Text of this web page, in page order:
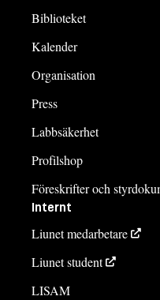
Biblioteket
Kalender
Organisation
Press
Labbsäkerhet
Profilshop
Föreskrifter och
Internt
Liunet medarbetare
Liunet student
LISAM